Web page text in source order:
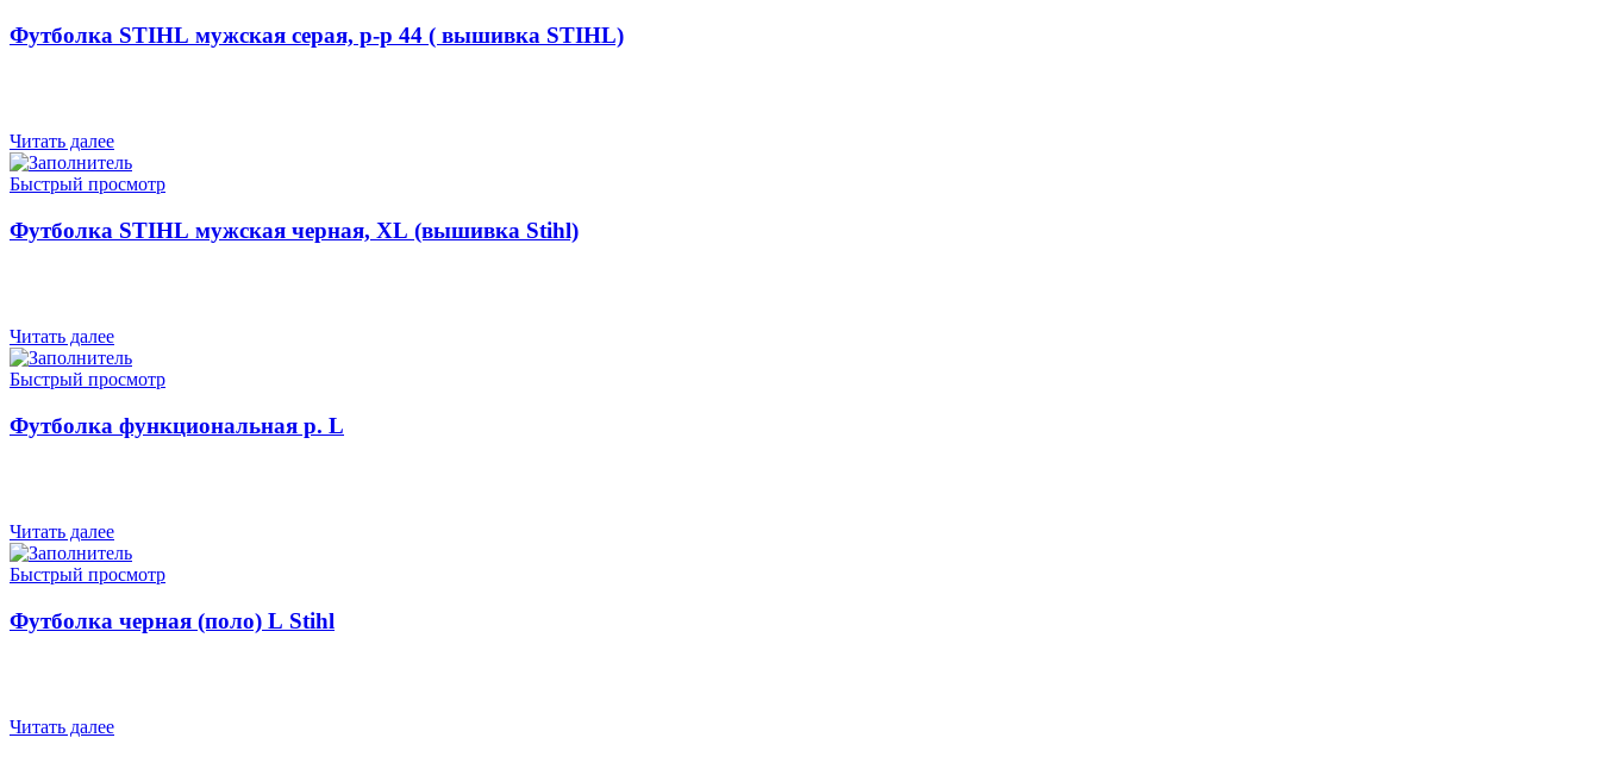
Футболка STIHL мужская серая, р-р 44 ( вышивка STIHL)
Читать далее
Быстрый просмотр
Футболка STIHL мужская черная, XL (вышивка Stihl)
Читать далее
Быстрый просмотр
Футболка функциональная р. L
Читать далее
Быстрый просмотр
Футболка черная (поло) L Stihl
Читать далее